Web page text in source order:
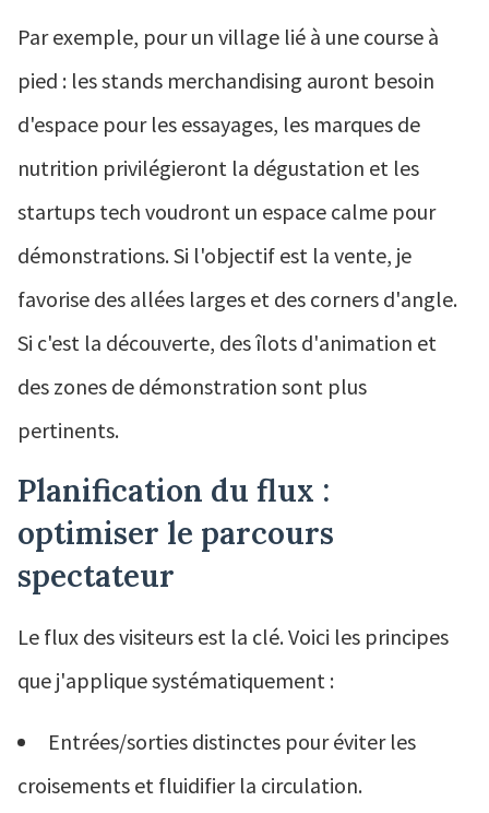
Par exemple, pour un village lié à une course à
pied : les stands merchandising auront besoin
d'espace pour les essayages, les marques de
nutrition privilégieront la dégustation et les
startups tech voudront un espace calme pour
démonstrations. Si l'objectif est la vente, je
favorise des allées larges et des corners d'angle.
Si c'est la découverte, des îlots d'animation et
des zones de démonstration sont plus
pertinents.
Planification du flux :
optimiser le parcours
spectateur
Le flux des visiteurs est la clé. Voici les principes
que j'applique systématiquement :
Entrées/sorties distinctes pour éviter les
croisements et fluidifier la circulation.